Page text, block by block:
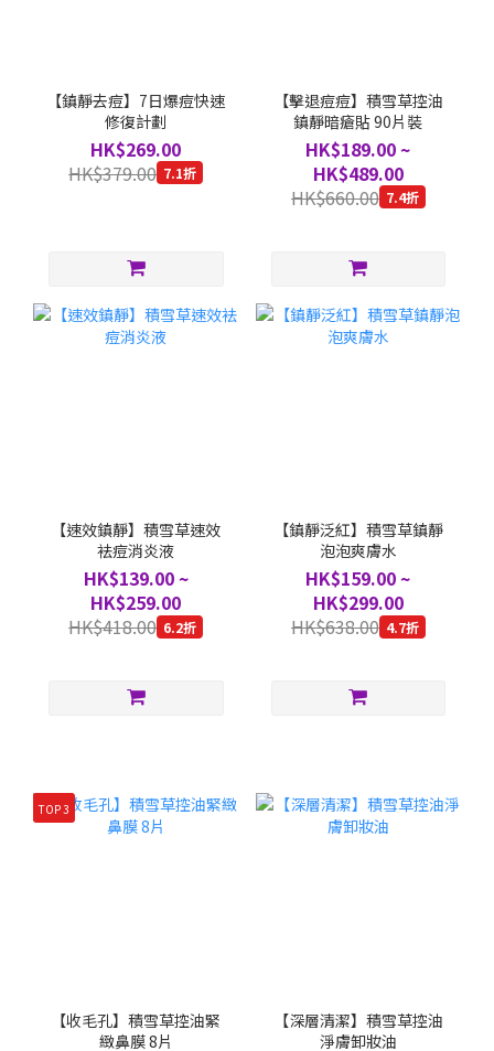
【鎮靜去痘】7日爆痘快速
修復計劃
HK$269.00
HK$379.00 7.1折
【擊退痘痘】積雪草控油
鎮靜暗瘡貼 90片裝
HK$189.00 ~
HK$489.00
HK$660.00 7.4折
【速效鎮靜】積雪草速效
袪痘消炎液
HK$139.00 ~
HK$259.00
HK$418.00 6.2折
【鎮靜泛紅】積雪草鎮靜
泡泡爽膚水
HK$159.00 ~
HK$299.00
HK$638.00 4.7折
TOP 3
【收毛孔】積雪草控油緊
緻鼻膜 8片
【深層清潔】積雪草控油
淨膚卸妝油